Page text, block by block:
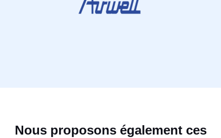
Nous proposons également ces